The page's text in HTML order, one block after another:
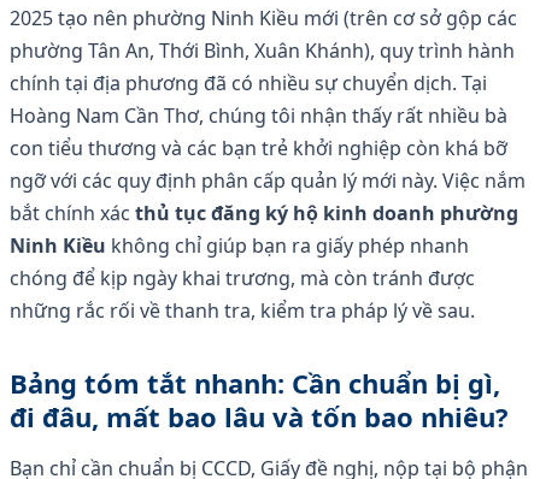
2025 tạo nên phường Ninh Kiều mới (trên cơ sở gộp các
phường Tân An, Thới Bình, Xuân Khánh), quy trình hành
chính tại địa phương đã có nhiều sự chuyển dịch. Tại
Hoàng Nam Cần Thơ, chúng tôi nhận thấy rất nhiều bà
con tiểu thương và các bạn trẻ khởi nghiệp còn khá bỡ
ngỡ với các quy định phân cấp quản lý mới này. Việc nắm
bắt chính xác thủ tục đăng ký hộ kinh doanh phường
Ninh Kiều không chỉ giúp bạn ra giấy phép nhanh
chóng để kịp ngày khai trương, mà còn tránh được
những rắc rối về thanh tra, kiểm tra pháp lý về sau.
Bảng tóm tắt nhanh: Cần chuẩn bị gì,
đi đâu, mất bao lâu và tốn bao nhiêu?
Bạn chỉ cần chuẩn bị CCCD, Giấy đề nghị, nộp tại bộ phận